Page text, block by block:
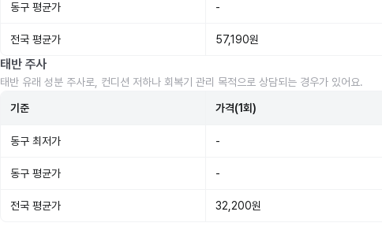
동구 평균가 -
전국 평균가 57,190원
태반 주사
태반 유래 성분 주사로, 컨디션 저하나 회복기 관리 목적으로 상담되는 경우가 있어요.
기준 가격(1회)
동구 최저가 -
동구 평균가 -
전국 평균가 32,200원